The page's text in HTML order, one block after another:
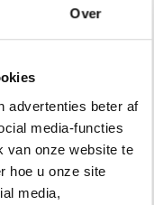
Over
advertenties beter af
media-functies
van onze website te
hoe u onze site
media,